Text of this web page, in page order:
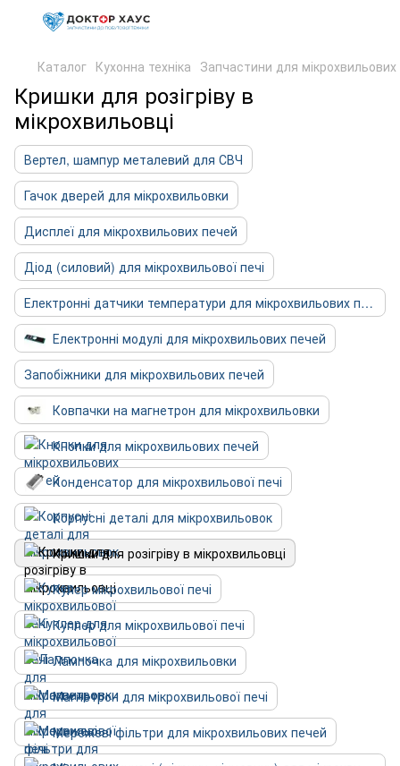
Каталог Кухонна техніка Запчастини для
Кришки для розігріву в
мікрохвильовці
Вертел, шампур металевий для СВЧ
Гачок дверей для мікрохвильовки
Дисплеї для мікрохвильових печей
Діод (силовий) для мікрохвильової печі
Електронні датчики температури для мікрохвильових печей
Електронні модулі для мікрохвильових печей
Запобіжники для мікрохвильових печей
Ковпачки на магнетрон для мікрохвильовки
Кнопки для мікрохвильових печей
Конденсатор для мікрохвильової печі
Корпусні деталі для мікрохвильовок
Кришки для розігріву в мікрохвильовці
Кулер мікрохвильової печі
Куплер для мікрохвильової печі
Лампочка для мікрохвильовки
Магнетрон для мікрохвильової печі
Мережеві фільтри для мікрохвильових печей